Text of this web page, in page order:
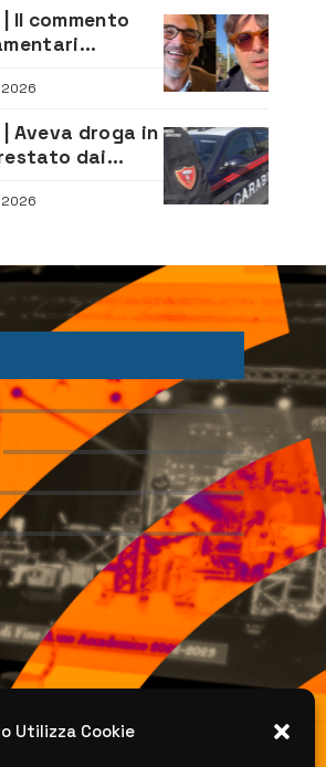
Utilizza Cookie
Il commento
contatto per il
2026
Aveva droga in
dai
2026